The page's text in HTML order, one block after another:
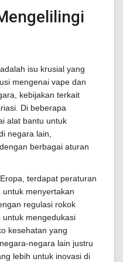
isu krusial yang
mengenai vape dan
kebijakan terkait
Di beberapa
alat bantu untuk
negara lain,
berbagai aturan
terdapat peraturan
menyertakan
regulasi rokok
untuk mengedukasi
kesehatan yang
negara lain justru
lebih untuk inovasi di